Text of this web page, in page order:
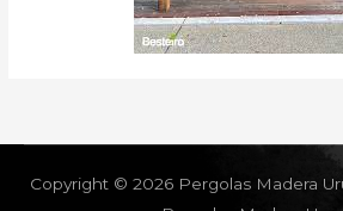
Copyright © 2026 Pergolas Madera